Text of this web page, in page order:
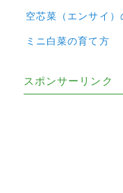
空芯菜（エンサイ）
ミニ白菜の育て方
スポンサーリンク